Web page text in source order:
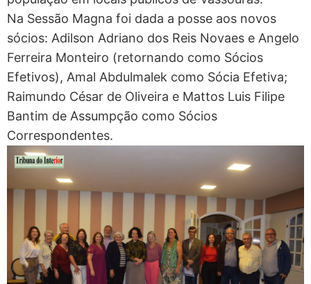
Na Sessão Magna foi dada a posse aos novos
sócios: Adilson Adriano dos Reis Novaes e Angelo
Ferreira Monteiro (retornando como Sócios
Efetivos), Amal Abdulmalek como Sócia Efetiva;
Raimundo César de Oliveira e Mattos Luis Filipe
Bantim de Assumpção como Sócios
Correspondentes.